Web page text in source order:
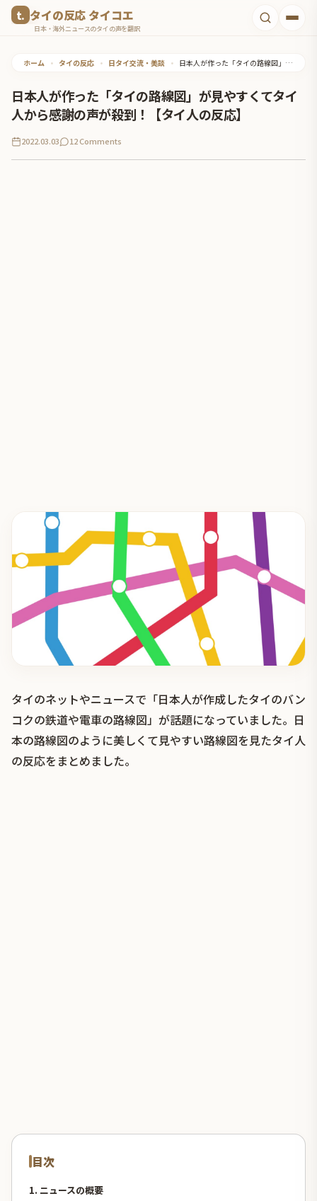
タイの反応 タイコエ
日本・海外ニュースのタイの声を翻訳
ホーム • タイの反応 • 日タイ交流・美談 • 日本人が作った「タイの路線図」が見やすくてタイ人から感謝の声が殺到！【タイ人の反応】
日本人が作った「タイの路線図」が見やすくてタイ
人から感謝の声が殺到！【タイ人の反応】
2022.03.03 12 Comments
タイのネットやニュースで「日本人が作成したタイのバン
コクの鉄道や電車の路線図」が話題になっていました。日
本の路線図のように美しくて見やすい路線図を見たタイ人
の反応をまとめました。
目次
1. ニュースの概要